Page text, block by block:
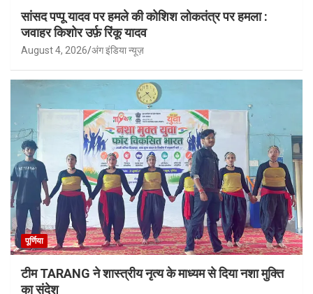
सांसद पप्पू यादव पर हमले की कोशिश लोकतंत्र पर हमला :
जवाहर किशोर उर्फ़ रिंकू यादव
August 4, 2026 अंग इंडिया न्यूज़
पूर्णिया
टीम TARANG ने शास्त्रीय नृत्य के माध्यम से दिया नशा मुक्ति
का संदेश